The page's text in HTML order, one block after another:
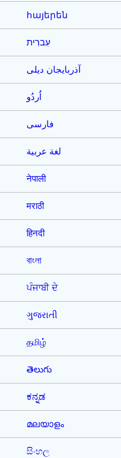
հայերեն
עִברִית
آذربایجان دیلی
اُردُو
فارسی
لغة عربية
नेपाली
मराठी
हिनदी
বাংলা
ਪੰਜਾਬੀ ਦੇ
ગુજરાતી
தமிழ்
తెలుగు
ಕನ್ನಡ
മലയാളം
සිංහල